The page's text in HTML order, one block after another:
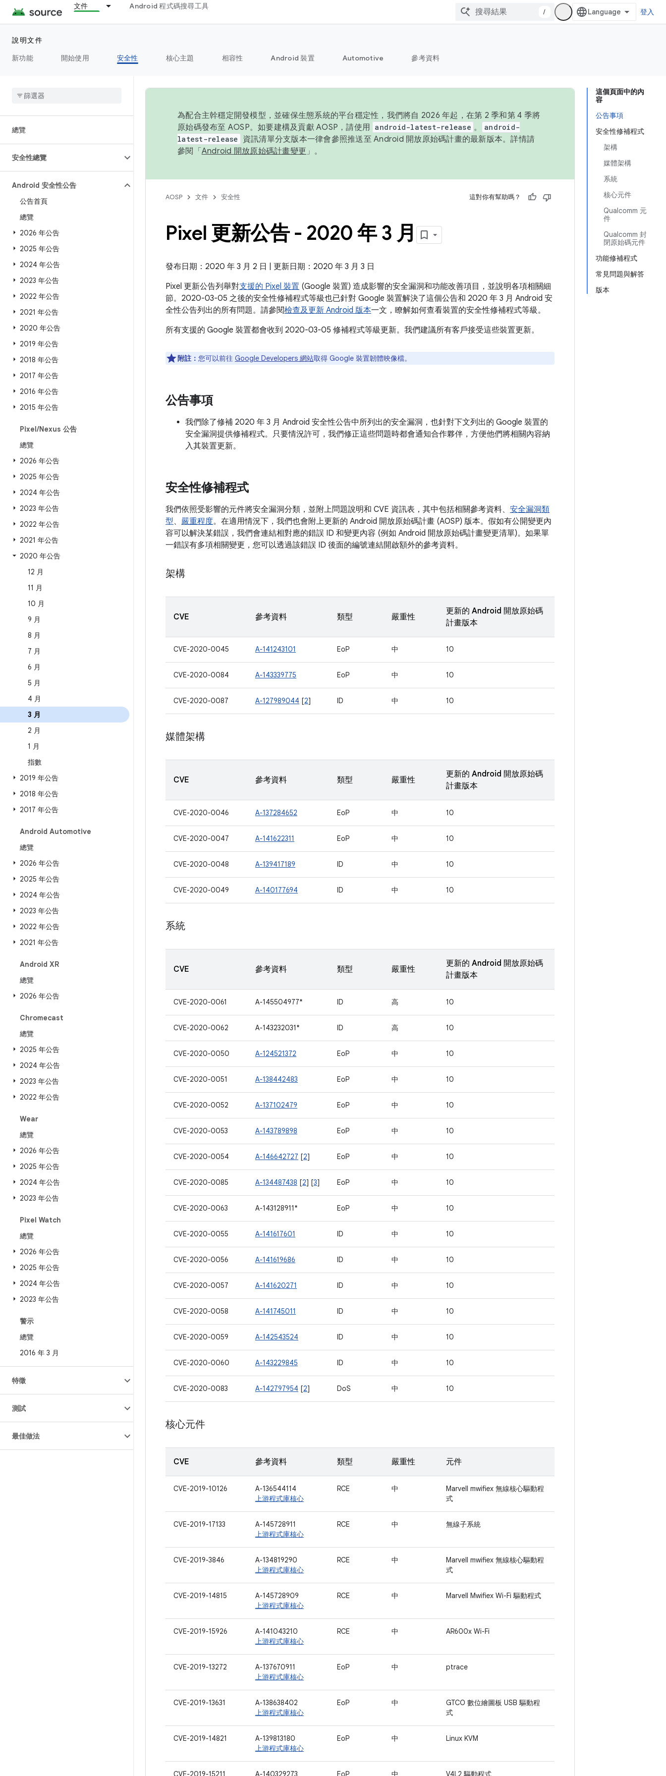
文件 Android 程式碼搜尋工具
/ 登入
說明文件
新功能
開始使用 安全性 核心主題 相容性 Android 裝置 Automotive 參考資料
總覽
安全性總覽
Android 安全性公告
公告首頁
總覽
2026 年公告
2025 年公告
2024 年公告
2023 年公告
2022 年公告
2021 年公告
2020 年公告
2019 年公告
2018 年公告
2017 年公告
2016 年公告
2015 年公告
Pixel/Nexus 公告
總覽
2026 年公告
2025 年公告
2024 年公告
2023 年公告
2022 年公告
2021 年公告
2020 年公告
12 月
11 月
10 月
9 月
8 月
7 月
6 月
5 月
4 月
3 月
2 月
1 月
指數
2019 年公告
2018 年公告
2017 年公告
Android Automotive
總覽
2026 年公告
2025 年公告
2024 年公告
2023 年公告
2022 年公告
2021 年公告
Android XR
總覽
2026 年公告
Chromecast
總覽
2025 年公告
2024 年公告
2023 年公告
2022 年公告
Wear
總覽
2026 年公告
2025 年公告
2024 年公告
2023 年公告
Pixel Watch
總覽
2026 年公告
2025 年公告
2024 年公告
2023 年公告
警示
總覽
2016 年 3 月
特徵
測試
最佳做法
這個頁面中的內
容
公告事項
安全性修補程式
架構
媒體架構
系統
核心元件
Qualcomm 元
件
Qualcomm 封
閉原始碼元件
功能修補程式
常見問題與解答
版本
為配合主幹穩定開發模型，並確保生態系統的平台穩定性，我們將自 2026 年起，在第 2 季和第 4 季將
原始碼發布至 AOSP。如要建構及貢獻 AOSP，請使用 android-latest-release 。
android-
latest-release
資訊清單分支版本一律會參照推送至 Android 開放原始碼計畫的最新版本。詳情請
參閱「 Android 開放原始碼計畫變更 」。
AOSP 文件 安全性 這對你有幫助嗎？
Pixel 更新公告 - 2020 年 3 月
發布日期：2020 年 3 月 2 日 | 更新日期：2020 年 3 月 3 日
Pixel 更新公告列舉對支援的 Pixel 裝置 (Google 裝置) 造成影響的安全漏洞和功能改善項目，並說明各項相關細
節。2020-03-05 之後的安全性修補程式等級也已針對 Google 裝置解決了這個公告和 2020 年 3 月 Android 安
全性公告列出的所有問題。請參閱檢查及更新 Android 版本一文，瞭解如何查看裝置的安全性修補程式等級。
所有支援的 Google 裝置都會收到 2020-03-05 修補程式等級更新。我們建議所有客戶接受這些裝置更新。
附註： 您可以前往 Google Developers 網站取得 Google 裝置韌體映像檔。
公告事項
我們除了修補 2020 年 3 月 Android 安全性公告中所列出的安全漏洞，也針對下文列出的 Google 裝置的
安全漏洞提供修補程式。只要情況許可，我們修正這些問題時都會通知合作夥伴，方便他們將相關內容納
入其裝置更新。
安全性修補程式
我們依照受影響的元件將安全漏洞分類，並附上問題說明和 CVE 資訊表，其中包括相關參考資料、 安全漏洞類
型、 嚴重程度。在適用情況下，我們也會附上更新的 Android 開放原始碼計畫 (AOSP) 版本。假如有公開變更內
容可以解決某錯誤，我們會連結相對應的錯誤 ID 和變更內容 (例如 Android 開放原始碼計畫變更清單)。如果單
一錯誤有多項相關變更，您可以透過該錯誤 ID 後面的編號連結開啟額外的參考資料。
架構
CVE 參考資料 類型 嚴重性
更新的 Android 開放原始碼
計畫版本
CVE-2020-0045 A-141243101 EoP 中 10
CVE-2020-0084 A-143339775 EoP 中 10
CVE-2020-0087 A-127989044 [2] ID 中 10
媒體架構
CVE 參考資料 類型 嚴重性
更新的 Android 開放原始碼
計畫版本
CVE-2020-0046 A-137284652 EoP 中 10
CVE-2020-0047 A-141622311 EoP 中 10
CVE-2020-0048 A-139417189 ID 中 10
CVE-2020-0049 A-140177694 ID 中 10
系統
CVE 參考資料 類型 嚴重性
更新的 Android 開放原始碼
計畫版本
CVE-2020-0061 A-145504977* ID 高 10
CVE-2020-0062 A-143232031* ID 高 10
CVE-2020-0050 A-124521372 EoP 中 10
CVE-2020-0051 A-138442483 EoP 中 10
CVE-2020-0052 A-137102479 EoP 中 10
CVE-2020-0053 A-143789898 EoP 中 10
CVE-2020-0054 A-146642727 [2] EoP 中 10
CVE-2020-0085 A-134487438 [2] [3] EoP 中 10
CVE-2020-0063 A-143128911* EoP 中 10
CVE-2020-0055 A-141617601 ID 中 10
CVE-2020-0056 A-141619686 ID 中 10
CVE-2020-0057 A-141620271 ID 中 10
CVE-2020-0058 A-141745011 ID 中 10
CVE-2020-0059 A-142543524 ID 中 10
CVE-2020-0060 A-143229845 ID 中 10
CVE-2020-0083 A-142797954 [2] DoS 中 10
核心元件
CVE 參考資料 類型 嚴重性 元件
CVE-2019-10126
A-136544114
上游程式庫核心
RCE 中
Marvell mwifiex 無線核心驅動程
式
CVE-2019-17133
A-145728911
上游程式庫核心
RCE 中 無線子系統
CVE-2019-3846
A-134819290
上游程式庫核心
RCE 中
Marvell mwifiex 無線核心驅動程
式
CVE-2019-14815
A-145728909
上游程式庫核心
RCE 中 Marvell Mwifiex Wi-Fi 驅動程式
CVE-2019-15926
A-141043210
上游程式庫核心
RCE 中 AR600x Wi-Fi
CVE-2019-13272
A-137670911
上游程式庫核心
EoP 中 ptrace
CVE-2019-13631
A-138638402
上游程式庫核心
EoP 中
GTCO 數位繪圖板 USB 驅動程
式
CVE-2019-14821
A-139813180
上游程式庫核心
EoP 中 Linux KVM
CVE-2019-15211 A-140329273 EoP 中 V4L2 驅動程式